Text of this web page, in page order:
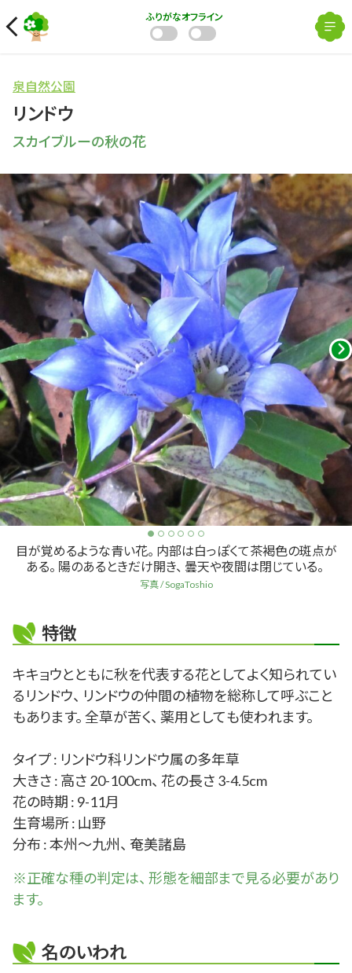
ふりがなオフライン
泉自然公園
リンドウ
スカイブルーの秋の花
目が覚めるような青い花。 内部は白っぽくて茶褐色の斑点が
ある。 陽のあるときだけ開き、 曇天や夜間は閉じている。
写真 / SogaToshio
特徴
キキョウとともに秋を代表する花としてよく知られてい
るリンドウ、 リンドウの仲間の植物を総称して呼ぶこと
もあります。 全草が苦く、 薬用としても使われます。
タイプ : リンドウ科リンドウ属の多年草
大きさ : 高さ 20-100cm、 花の長さ 3-4.5cm
花の時期 : 9-11月
生育場所 : 山野
分布 : 本州～九州、 奄美諸島
※正確な種の判定は、 形態を細部まで見る必要があり
ます。
名のいわれ